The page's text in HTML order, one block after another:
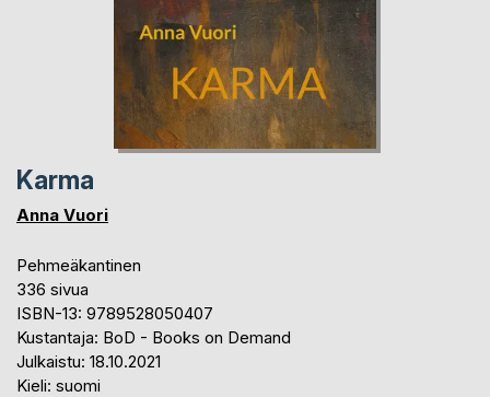
Karma
Anna Vuori
Pehmeäkantinen
336 sivua
ISBN-13: 9789528050407
Kustantaja: BoD - Books on Demand
Julkaistu: 18.10.2021
Kieli: suomi